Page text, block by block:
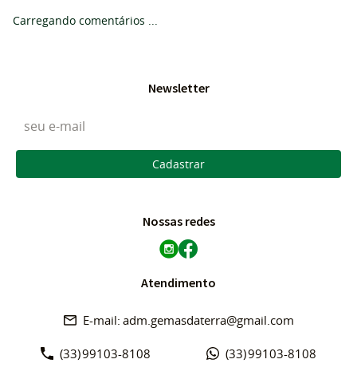
Carregando comentários ...
Newsletter
Cadastrar
Nossas redes
Atendimento
(33)99103-8108 (33)99103-8108
adm.gemasdaterra@gmail.com